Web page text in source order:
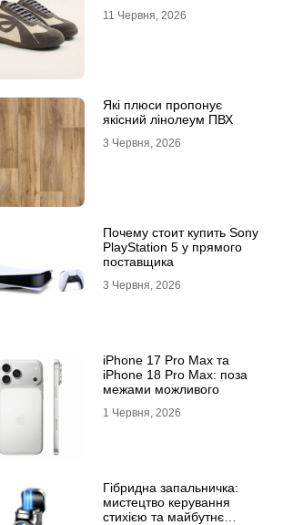
11 Червня, 2026
Які плюси пропонує
якісний лінолеум ПВХ
3 Червня, 2026
Почему стоит купить Sony
PlayStation 5 у прямого
поставщика
3 Червня, 2026
iPhone 17 Pro Max та
iPhone 18 Pro Max: поза
межами можливого
1 Червня, 2026
Гібридна запальничка:
мистецтво керування
стихією та майбутнє